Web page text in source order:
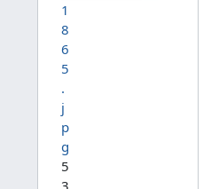
1
8
6
5
.
j
p
g
5